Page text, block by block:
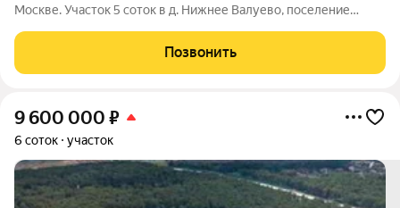
Москве. Участок 5 соток в д. Нижнее Валуево, поселение
Позвонить
9 600 000 ₽
6 соток участок